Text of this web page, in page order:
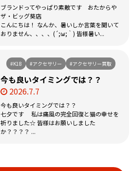
ブランドってやっぱり素敵です おたからや
ザ・ビッグ葵店
こんにちは！ なんか、暑いしか言葉を聞いて
おりません、、、、(´;ω;｀) 皆様暑い...
#K18 #アクセサリー #アクセサリー買取
今も良いタイミングでは？？
2026.7.7
今も良いタイミングでは？？
七夕です 私は痛風の完全回復と猫の幸せを
祈りました☆ 皆様はお願いしました
か？？？？ ...